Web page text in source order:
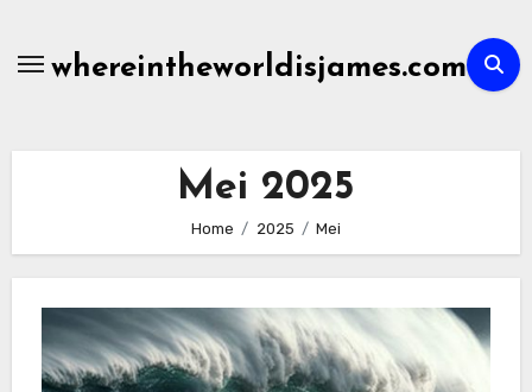
contentwhereintheworldisjames.com
Mei 2025
Home 2025 Mei